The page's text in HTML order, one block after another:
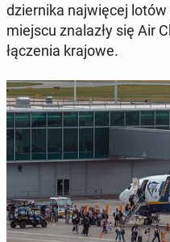
dzier­ni­ka naj­wię­cej
miejscu zna­la­zły się Air
łą­cze­nia krajowe.